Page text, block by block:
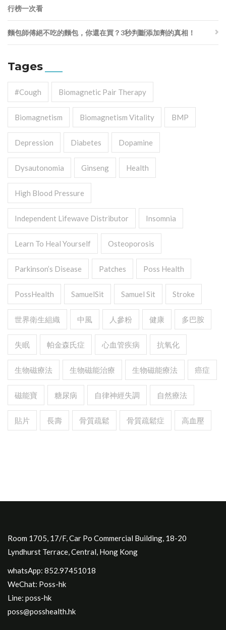
行榜一次看
麵包師傅絕不吃的麵包，你還在買？3秒判斷添加劑的真相！
Tages
#cough Biomagnetic Pair Therapy
Biomagnetism Biomagnetism Vitality BMP
Depression Diabetes Dopamine
Dysautonomia Ginseng Health
High Blood Pressure
Independent Lifewave Distributor Insomnia
Learn To Heal Yourself Osteoporosis
Parkinson’s Disease Patches Poss Health
PossHealth SamuelSit Samuel Sit Stroke
世界衛生組織 中風 人參粉 健康 多巴胺
失眠 帕金森氏症 心血管疾病 抗氧化
生物磁療法 生物磁能治療 生物磁能療法 癌症
磁能寶 糖尿病 自律神經失調 自然療法
貼片 長壽 骨質疏鬆 骨質疏鬆症 高血壓
Room 1705, 17/F, Car Po Commercial Building, 18-20
Lyndhurst Terrace, Central, Hong Kong
whatsApp: 852.97451018
WeChat: Poss-hk
Line: poss-hk
poss@posshealth.hk